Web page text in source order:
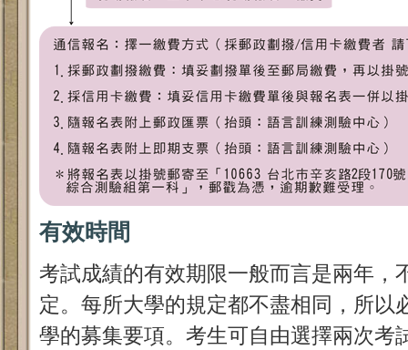
有效時間
考試成績的有效期限一般而言是兩年，
定。每所大學的規定都不盡相同，所以
學的募集要項。考生可自由選擇兩次考